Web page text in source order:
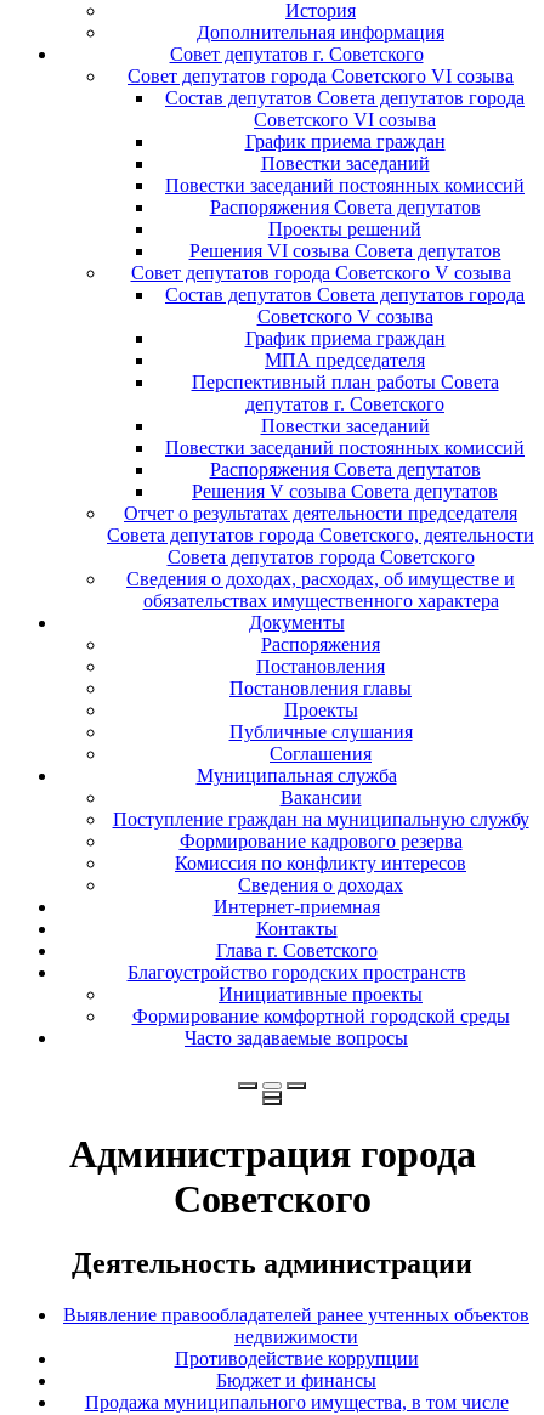
История
Дополнительная информация
Совет депутатов г. Советского
Совет депутатов города Советского VI созыва
Состав депутатов Совета депутатов города
Советского VI созыва
График приема граждан
Повестки заседаний
Повестки заседаний постоянных комиссий
Распоряжения Совета депутатов
Проекты решений
Решения VI созыва Совета депутатов
Совет депутатов города Советского V созыва
Состав депутатов Совета депутатов города
Советского V созыва
График приема граждан
МПА председателя
Перспективный план работы Совета
депутатов г. Советского
Повестки заседаний
Повестки заседаний постоянных комиссий
Распоряжения Совета депутатов
Решения V созыва Совета депутатов
Отчет о результатах деятельности председателя
Совета депутатов города Советского, деятельности
Совета депутатов города Советского
Сведения о доходах, расходах, об имуществе и
обязательствах имущественного характера
Документы
Распоряжения
Постановления
Постановления главы
Проекты
Публичные слушания
Соглашения
Муниципальная служба
Вакансии
Поступление граждан на муниципальную службу
Формирование кадрового резерва
Комиссия по конфликту интересов
Сведения о доходах
Интернет-приемная
Контакты
Глава г. Советского
Благоустройство городских пространств
Инициативные проекты
Формирование комфортной городской среды
Часто задаваемые вопросы
Администрация города
Советского
Деятельность администрации
Выявление правообладателей ранее учтенных объектов
недвижимости
Противодействие коррупции
Бюджет и финансы
Продажа муниципального имущества, в том числе